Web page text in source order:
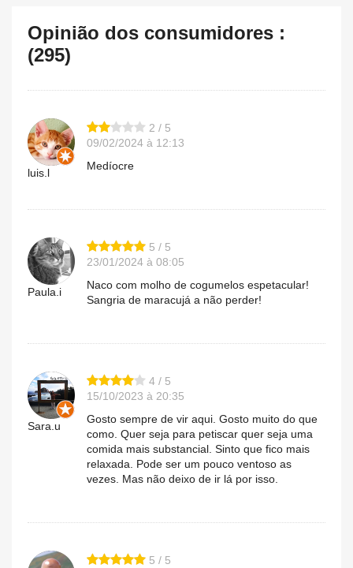
Opinião dos consumidores :
(295)
luis.l
2 / 5
09/02/2024 à 12:13
Medíocre
Paula.i
5 / 5
23/01/2024 à 08:05
Naco com molho de cogumelos espetacular!
Sangria de maracujá a não perder!
Sara.u
4 / 5
15/10/2023 à 20:35
Gosto sempre de vir aqui. Gosto muito do que
como. Quer seja para petiscar quer seja uma
comida mais substancial. Sinto que fico mais
relaxada. Pode ser um pouco ventoso as
vezes. Mas não deixo de ir lá por isso.
5 / 5